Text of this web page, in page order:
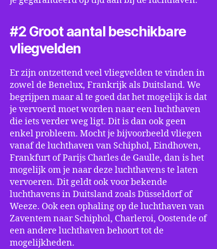
#2 Groot aantal beschikbare
vliegvelden
Er zijn ontzettend veel vliegvelden te vinden in
zowel de Benelux, Frankrijk als Duitsland. We
begrijpen maar al te goed dat het mogelijk is dat
je vervoerd moet worden naar een luchthaven
die iets verder weg ligt. Dit is dan ook geen
enkel probleem. Mocht je bijvoorbeeld vliegen
vanaf de luchthaven van Schiphol, Eindhoven,
Frankfurt of Parijs Charles de Gaulle, dan is het
mogelijk om je naar deze luchthavens te laten
vervoeren. Dit geldt ook voor bekende
luchthavens in Duitsland zoals Düsseldorf of
Weeze. Ook een ophaling op de luchthaven van
Zaventem naar Schiphol, Charleroi, Oostende of
een andere luchthaven behoort tot de
mogelijkheden.